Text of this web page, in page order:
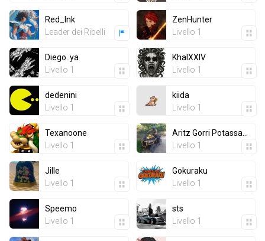
Red_Ink
Leader dei Ribelli
ZenHunter
Livello 1
Diego..ya
Livello 1
KhalXXIV
Livello 1
dedenini
Livello 1
kiida
Livello 1
Texanoone
Livello 1
Aritz Gorri PotassaGC
Livello 1
Jille
Livello 1
Gokuraku
Livello 1
Speemo
Livello 1
sts
Livello 1